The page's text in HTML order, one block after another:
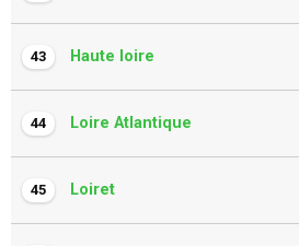
43 Haute loire
44 Loire Atlantique
45 Loiret